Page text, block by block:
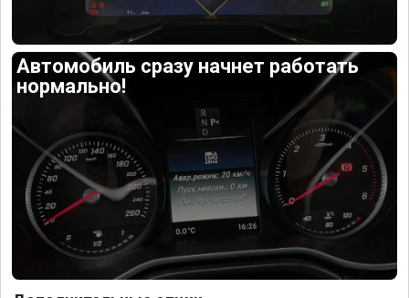
Автомобиль сразу начнет работать
нормально!